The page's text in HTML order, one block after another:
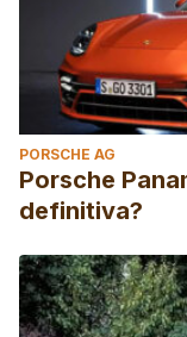
PORSCHE AG
Porsche
definitiva?